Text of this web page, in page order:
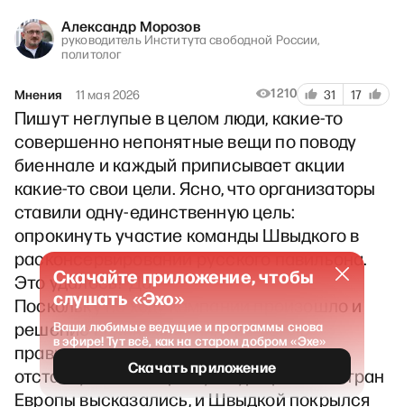
Александр Морозов
руководитель Института свободной России,
политолог
Мнения 11 мая 2026 1210 31 17
Пишут неглупые в целом люди, какие-то
совершенно непонятные вещи по поводу
биеннале и каждый приписывает акции
какие-то свои цели. Ясно, что организаторы
ставили одну-единственную цель:
опрокинуть участие команды Швыдкого в
расконсервировании русского павильона.
Это удалось? Да.
Поскольку по ходу кампании произошло и
решение Еврокомиссии, и решение
правительства Италии, и жюри ушло в
отставку, и министры культуры разных стран
Европы высказались, и Швыдкой покрылся
Скачайте приложение, чтобы
слушать «Эхо»
Ваши любимые ведущие и программы снова
в эфире! Тут всё, как на старом добром «Эхе»
Скачать приложение